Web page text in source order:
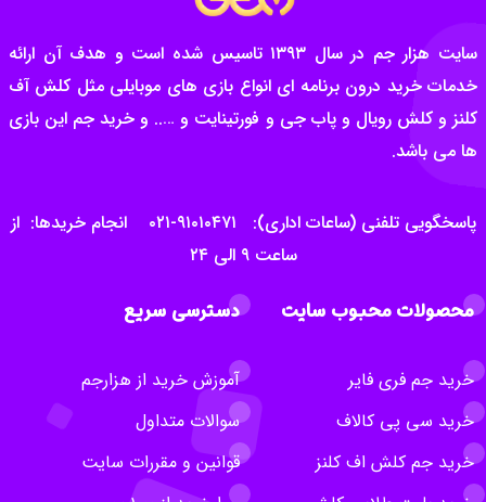
سایت هزار جم در سال ۱۳۹۳ تاسیس شده است و هدف آن ارائه
خدمات خرید درون برنامه ای انواع بازی های موبایلی مثل کلش آف
کلنز و کلش رویال و پاب جی و فورتینایت و ….. و خرید جم این بازی
ها می باشد.
پاسخگویی تلفنی (ساعات اداری): ۹۱۰۱۰۴۷۱-۰۲۱ انجام خریدها: از
ساعت ۹ الی ۲۴
محصولات محبوب سایت
خرید جم فری فایر
خرید سی پی کالاف
خرید جم کلش اف کلنز
دسترسی سریع
آموزش خرید از هزارجم
سوالات متداول
قوانین و مقررات سایت